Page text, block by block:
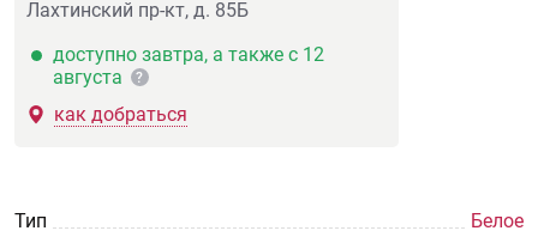
Лахтинский пр-кт, д. 85Б
доступно завтра, а также с 12
августа
?
как добраться
Тип Белое